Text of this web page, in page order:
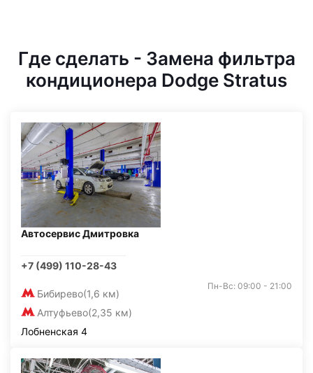
Где сделать - Замена фильтра
кондиционера Dodge Stratus
Автосервис Дмитровка
+7 (499) 110-28-43
Бибирево(1,6 км)
Алтуфьево(2,35 км)
Пн-Вс: 09:00 - 21:00
Лобненская 4